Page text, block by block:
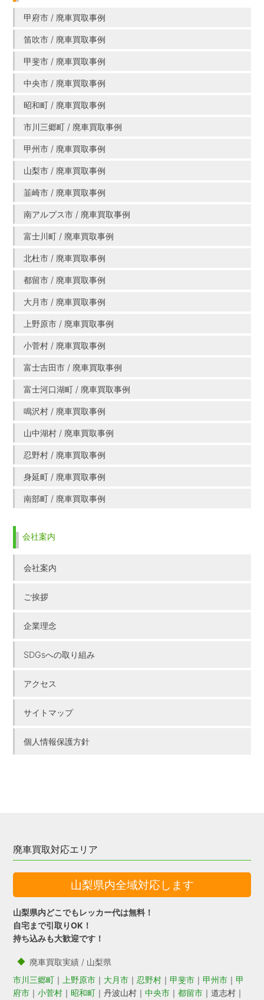
甲府市 / 廃車買取事例
笛吹市 / 廃車買取事例
甲斐市 / 廃車買取事例
中央市 / 廃車買取事例
昭和町 / 廃車買取事例
市川三郷町 / 廃車買取事例
甲州市 / 廃車買取事例
山梨市 / 廃車買取事例
韮崎市 / 廃車買取事例
南アルプス市 / 廃車買取事例
富士川町 / 廃車買取事例
北杜市 / 廃車買取事例
都留市 / 廃車買取事例
大月市 / 廃車買取事例
上野原市 / 廃車買取事例
小菅村 / 廃車買取事例
富士吉田市 / 廃車買取事例
富士河口湖町 / 廃車買取事例
鳴沢村 / 廃車買取事例
山中湖村 / 廃車買取事例
忍野村 / 廃車買取事例
身延町 / 廃車買取事例
南部町 / 廃車買取事例
会社案内
会社案内
ご挨拶
企業理念
SDGsへの取り組み
アクセス
サイトマップ
個人情報保護方針
廃車買取対応エリア
山梨県内全域対応します
山梨県内どこでもレッカー代は無料！
自宅まで引取りOK！
持ち込みも大歓迎です！
廃車買取実績 / 山梨県
市川三郷町 ｜上野原市 ｜ 大月市 ｜忍野村 ｜ 甲斐市 ｜ 甲州市 ｜ 甲
府市 ｜小菅村 ｜ 昭和町 ｜丹波山村｜中央市 ｜都留市 ｜道志村｜